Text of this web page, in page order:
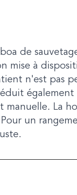
de
mise à
n'est pas
La
un